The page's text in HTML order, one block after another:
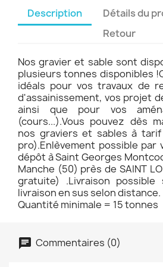
Description
Détails du
Retour
Nos gravier et sable sont
plusieurs tonnes disponibles
idéals pour vos travaux de
d'assainissement, vos projet
ainsi que pour vos
(cours...).Vous pouvez dès
nos graviers et sables à
pro).Enlèvement possible par
dépôt à Saint Georges
Manche (50) près de SAINT
gratuite) .Livraison
livraison en sus selon distance.
Quantité minimale = 15 tonnes
Commentaires (0)